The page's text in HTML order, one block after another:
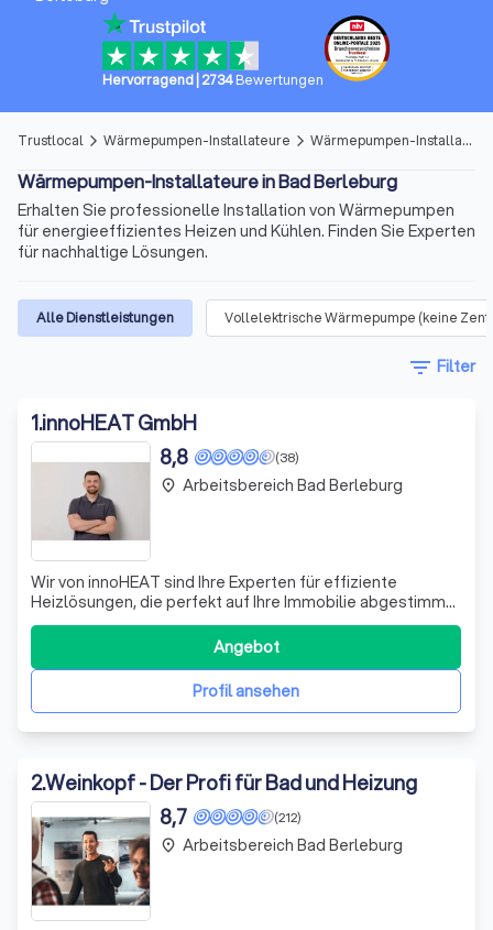
Hervorragend 2734Bewertungen
Trustlocal arrow_forward_ios Wärmepumpen-Installateure arrow_forward_ios Wärmepumpen-Installateure in Bad Berleburg
Wärmepumpen-Installateure in Bad Berleburg
Erhalten Sie professionelle Installation von Wärmepumpen
für energieeffizientes Heizen und Kühlen. Finden Sie Experten
für nachhaltige Lösungen.
Alle Dienstleistungen Vollelektrische Wärmepumpe (keine
filter_list Filter
1.innoHEAT GmbH
(38)
8,8
Wir von innoHEAT sind Ihre Experten für effiziente
Heizlösungen, die perfekt auf Ihre Immobilie abgestimmt
sind. Unsere Kombination aus Fußbodenheizung,
Wärmepumpe und Solaranlage sorgt nicht nur für ein
angenehmes Raumklima, sondern senkt auch Ihren
Energieverbrauch nachhaltig. Wir bieten individue
Profil ansehen
Angebot
place Arbeitsbereich Bad Berleburg
2.Weinkopf - Der Profi für Bad und Heizung
(212)
8,7
place Arbeitsbereich Bad Berleburg